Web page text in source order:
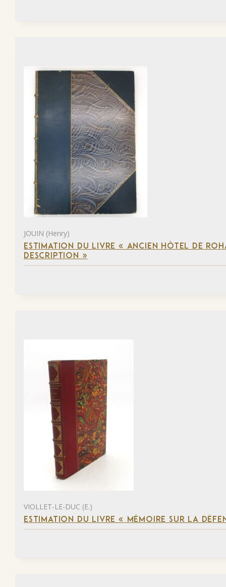
JOUIN (Henry)
ESTIMATION DU LIVRE « ANCIEN HÔTEL DE
DESCRIPTION »
VIOLLET-LE-DUC (E.)
ESTIMATION DU LIVRE « MÉMOIRE SUR LA